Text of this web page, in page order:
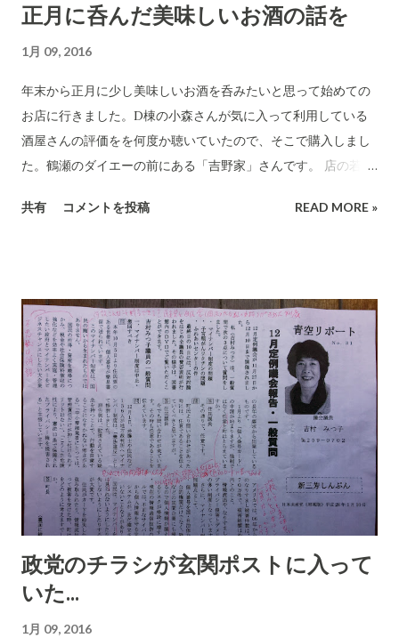
正月に呑んだ美味しいお酒の話を
1月 09, 2016
年末から正月に少し美味しいお酒を呑みたいと思って始めての
お店に行きました。D棟の小森さんが気に入って利用している
酒屋さんの評価をを何度か聴いていたので、そこで購入しまし
た。鶴瀬のダイエーの前にある「吉野家」さんです。 店の若女
の他の写真 高知県のお酒でした。「美潮（みしお）」という銘
段飲むには少し贅沢ですが価値ありましたね。 そのうち、また
訪問して購入したいものです。
共有 コメントを投稿 READ MORE »
政党のチラシが玄関ポストに入って
いた...
1月 09, 2016